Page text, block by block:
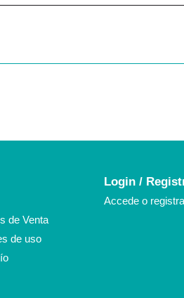
de Venta
de uso
Login /
Accede o